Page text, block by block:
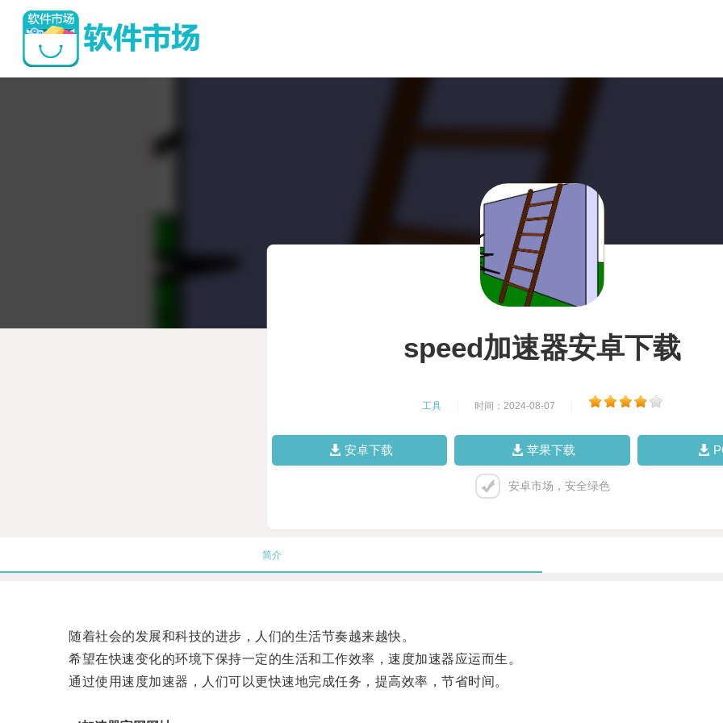
speed加速器安卓下载
工具 时间：2024-08-07
安卓下载 苹果下载
安卓市场，安全绿色
简介
随着社会的发展和科技的进步，人们的生活节奏越来越快。
希望在快速变化的环境下保持一定的生活和工作效率，速度加速器应运而生。
通过使用速度加速器，人们可以更快速地完成任务，提高效率，节省时间。